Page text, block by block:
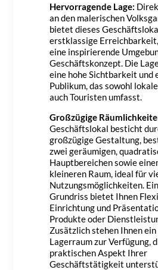
Hervorragende Lage:
an den malerischen
bietet dieses
erstklassige
eine inspirierende
Geschäftskonzept. Die
eine hohe Sichtbarkeit und
Publikum, das sowohl
auch Touristen umfasst.
Großzügige
Geschäftslokal besticht
großzügige Gestaltung,
zwei geräumigen,
Hauptbereichen sowie
kleineren Raum, ideal für
Nutzungsmöglichkeiten.
Grundriss bietet Ihnen
Einrichtung und
Produkte oder
Zusätzlich stehen Ihnen ein
Lagerraum zur Verfügung,
praktischen Aspekt Ihrer
Geschäftstätigkeit